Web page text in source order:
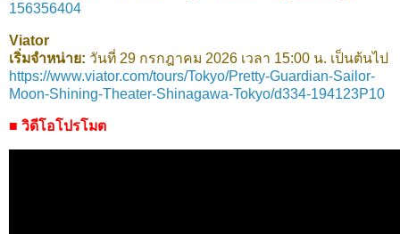
156356404
Viator
เริ่มจำหน่าย: วันที่ 29 กรกฎาคม 2026 เวลา 15:00 น. เป็นต้นไป
https://www.viator.com/tours/Tokyo/Pretty-Guardian-Sailor-
Moon-Shining-Theater-Shinagawa-Tokyo/d334-194123P10
■ วิดีโอโปรโมต